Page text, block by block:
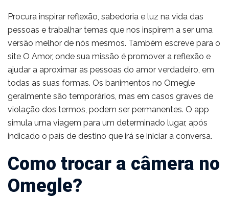
Procura inspirar reflexão, sabedoria e luz na vida das
pessoas e trabalhar temas que nos inspirem a ser uma
versão melhor de nós mesmos. Também escreve para o
site O Amor, onde sua missão é promover a reflexão e
ajudar a aproximar as pessoas do amor verdadeiro, em
todas as suas formas. Os banimentos no Omegle
geralmente são temporários, mas em casos graves de
violação dos termos, podem ser permanentes. O app
simula uma viagem para um determinado lugar, após
indicado o país de destino que irá se iniciar a conversa.
Como trocar a câmera no
Omegle?